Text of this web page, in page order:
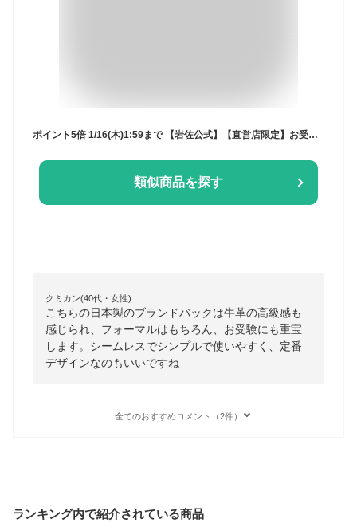
ポイント5倍 1/16(木)1:59まで 【岩佐公式】【直営店限定】お受験バッグ 日本製 大きめ ブランド 本革 牛革 レザー 学校行事 保護者 親 かばん フォーマルバッグ セレモニーバッグ 入学式 卒業式 卒園式 入園式 ハンドバッグ iw60420
類似商品を探す
クミカン(40代・女性)
こちらの日本製のブランドバックは牛革の高級感も
感じられ、フォーマルはもちろん、お受験にも重宝
します。シームレスでシンプルで使いやすく、定番
デザインなのもいいですね
全てのおすすめコメント（2件）
ランキング内で紹介されている商品